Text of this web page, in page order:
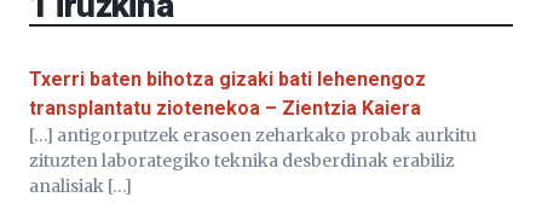
Txerri baten bihotza gizaki bati lehenengoz
transplantatu ziotenekoa – Zientzia Kaiera
[…] antigorputzek erasoen zeharkako probak aurkitu
zituzten laborategiko teknika desberdinak erabiliz
analisiak […]